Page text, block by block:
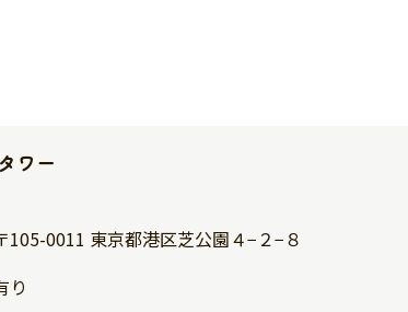
ワー
105-0011 東京都港区芝公園４−２−８
り